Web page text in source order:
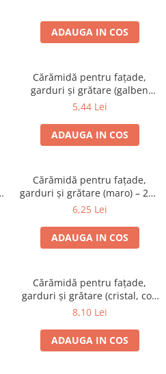
ADAUGA IN COS
Cărămidă pentru fațade,
garduri și grătare (galben
corsica) – 250 × 120 × 65 mm
5,44 Lei
ADAUGA IN COS
Cărămidă pentru fațade,
garduri și grătare (maro) – 250
× 120 × 65 mm
6,25 Lei
ADAUGA IN COS
Cărămidă pentru fațade,
garduri și grătare (cristal, colț
rotunjit) – 250 × 120 × 65 mm
8,10 Lei
ADAUGA IN COS